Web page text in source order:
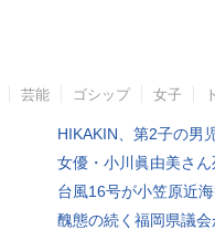
芸能 ゴシップ 女子
HIKAKIN、第2子の男
女優・小川眞由美さ
台風16号が小笠原近
醜態の続く福岡県議